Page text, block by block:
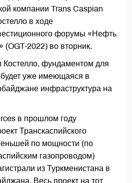
компании Trans Caspian
в ходе
форумы «Нефть
(OGT-2022) во вторник.
Костелло, фундаментом для
уже имеющаяся в
инфраструктура на
в прошлом году
Транскаспийского
по мощности (по
газопроводом)
из Туркменистана в
Весь проект на тот